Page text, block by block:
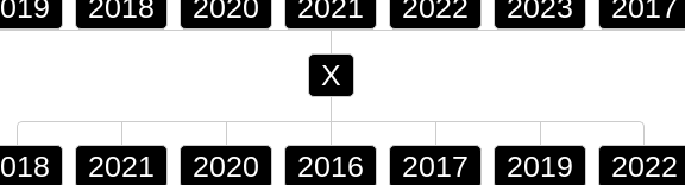
X
2021 2020 2016 2017 2019 2022